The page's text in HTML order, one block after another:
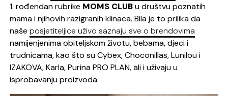
1. rođendan rubrike MOMS CLUBu društvu poznatih
mama i njihovih razigranih klinaca. Bila je to prilika da
našeposjetiteljice uživo saznaju sve o brendovima
namijenjenima obiteljskom životu, bebama, djeci i
trudnicama, kao što su Cybex, Choconillas, Lunilou i
IZAKOVA, Karla, Purina PRO PLAN, ali i uživaju u
isprobavanju proizvoda.